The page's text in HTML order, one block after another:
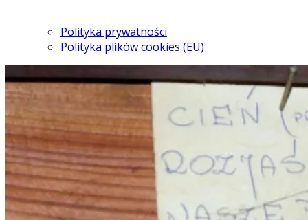
Polityka prywatności
Polityka plików cookies (EU)